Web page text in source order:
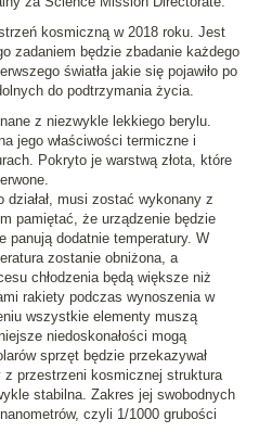
kosmiczną w 2018 roku. Jest
zadaniem będzie zbadanie każdego
światła jakie się pojawiło po
do podtrzymania życia.
z niezwykle lekkiego berylu.
jego właściwości termiczne i
Pokryto je warstwą złota, które
działał, musi zostać wykonany z
pamiętać, że urządzenie będzie
panują dodatnie temperatury. W
zostanie obniżona, a
chłodzenia będą większe niż
rakiety podczas wynoszenia w
wszystkie elementy muszą
niedoskonałości mogą
sprzęt będzie przekazywał
przestrzeni kosmicznej struktura
stabilna. Zakres jej swobodnych
czyli 1/1000 grubości